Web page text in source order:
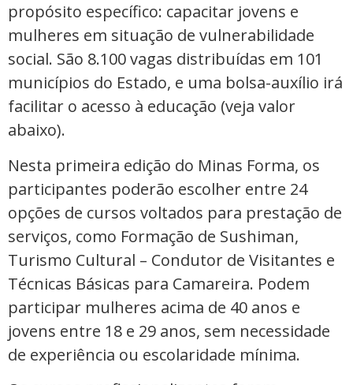
propósito específico: capacitar jovens e
mulheres em situação de vulnerabilidade
social. São 8.100 vagas distribuídas em 101
municípios do Estado, e uma bolsa-auxílio irá
facilitar o acesso à educação (veja valor
abaixo).
Nesta primeira edição do Minas Forma, os
participantes poderão escolher entre 24
opções de cursos voltados para prestação de
serviços, como Formação de Sushiman,
Turismo Cultural – Condutor de Visitantes e
Técnicas Básicas para Camareira. Podem
participar mulheres acima de 40 anos e
jovens entre 18 e 29 anos, sem necessidade
de experiência ou escolaridade mínima.